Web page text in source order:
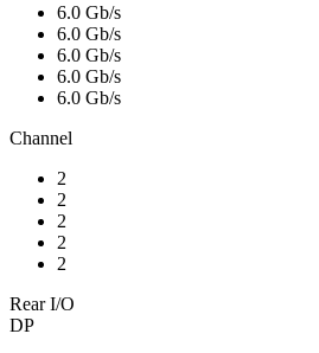
6.0 Gb/s
6.0 Gb/s
6.0 Gb/s
6.0 Gb/s
6.0 Gb/s
Channel
2
2
2
2
2
Rear I/O
DP